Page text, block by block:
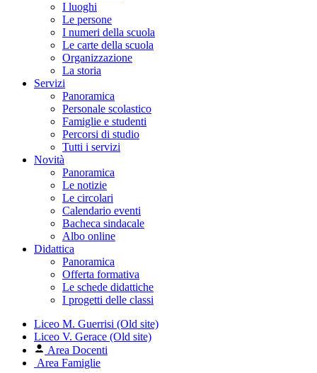
I luoghi
Le persone
I numeri della scuola
Le carte della scuola
Organizzazione
La storia
Servizi
Panoramica
Personale scolastico
Famiglie e studenti
Percorsi di studio
Tutti i servizi
Novità
Panoramica
Le notizie
Le circolari
Calendario eventi
Bacheca sindacale
Albo online
Didattica
Panoramica
Offerta formativa
Le schede didattiche
I progetti delle classi
Liceo M. Guerrisi (Old site)
Liceo V. Gerace (Old site)
Area Docenti
Area Famiglie